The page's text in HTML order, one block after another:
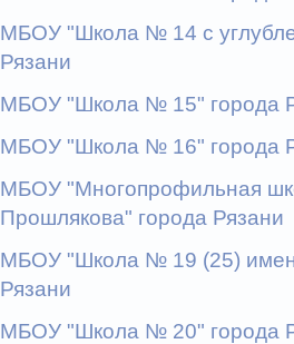
МБОУ "Школа № 14 с
Рязани
МБОУ "Школа № 15" города
МБОУ "Школа № 16" города
МБОУ "Многопрофильная
Прошлякова" города Рязани
МБОУ "Школа № 19 (25)
Рязани
МБОУ "Школа № 20" города